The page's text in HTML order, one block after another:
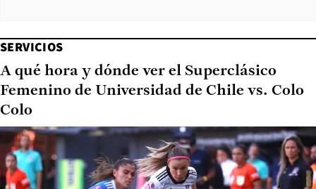
SERVICIOS
A qué hora y dónde ver el Superclásico
Femenino de Universidad de Chile vs. Colo
Colo